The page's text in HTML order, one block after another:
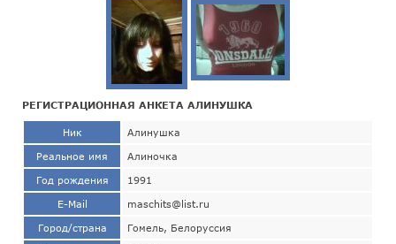
РЕГИСТРАЦИОННАЯ АНКЕТА АЛИНУШКА
Ник Алинушка
Реальное имя Алиночка
Год рождения 1991
E-Mail maschits@list.ru
Город/страна Гомель, Белоруссия